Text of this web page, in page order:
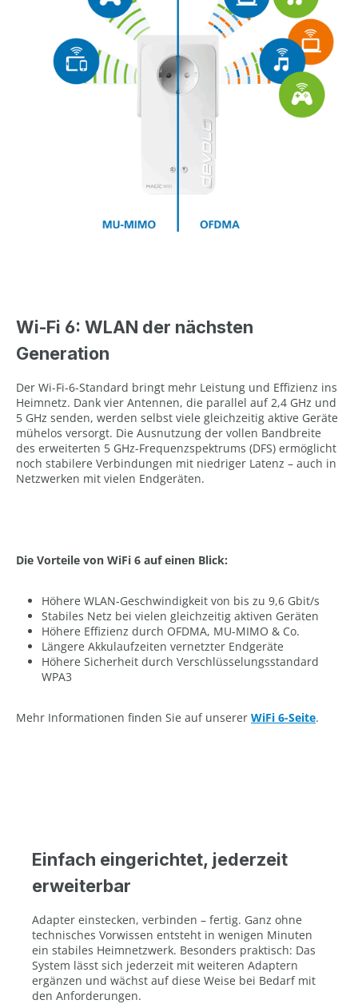
Wi-Fi 6: WLAN der nächsten
Generation
Der Wi-Fi-6-Standard bringt mehr Leistung und Effizienz ins
Heimnetz. Dank vier Antennen, die parallel auf 2,4 GHz und
5 GHz senden, werden selbst viele gleichzeitig aktive Geräte
mühelos versorgt. Die Ausnutzung der vollen Bandbreite
des erweiterten 5 GHz-Frequenzspektrums (DFS) ermöglicht
noch stabilere Verbindungen mit niedriger Latenz – auch in
Netzwerken mit vielen Endgeräten.
Die Vorteile von WiFi 6 auf einen Blick:
Höhere WLAN-Geschwindigkeit von bis zu 9,6 Gbit/s
Stabiles Netz bei vielen gleichzeitig aktiven Geräten
Höhere Effizienz durch OFDMA, MU-MIMO & Co.
Längere Akkulaufzeiten vernetzter Endgeräte
Höhere Sicherheit durch Verschlüsselungsstandard
WPA3
Mehr Informationen finden Sie auf unserer WiFi 6-Seite.
Einfach eingerichtet, jederzeit
erweiterbar
Adapter einstecken, verbinden – fertig. Ganz ohne
technisches Vorwissen entsteht in wenigen Minuten
ein stabiles Heimnetzwerk. Besonders praktisch: Das
System lässt sich jederzeit mit weiteren Adaptern
ergänzen und wächst auf diese Weise bei Bedarf mit
den Anforderungen.